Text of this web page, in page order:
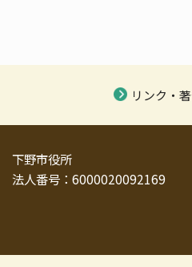
リンク・
下野市役所
法人番号：6000020092169